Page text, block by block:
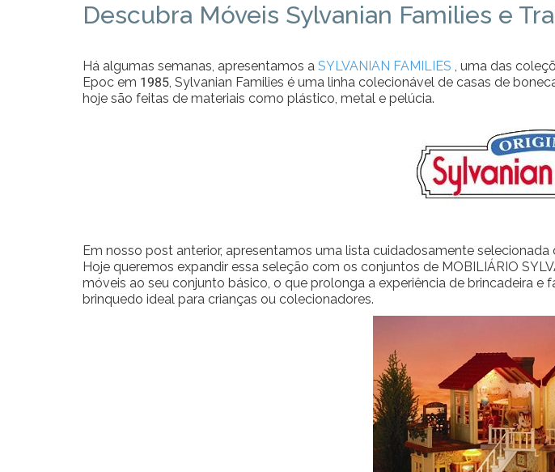
Descubra Móveis Sylvanian Families e
Há algumas semanas, apresentamos a SYLVANIAN FAMILIES , uma das
Epoc em 1985, Sylvanian Families é uma linha colecionável de casas de
hoje são feitas de materiais como plástico, metal e pelúcia.
Em nosso post anterior, apresentamos uma lista cuidadosamente
Hoje queremos expandir essa seleção com os conjuntos de MOBILIÁRIO
móveis ao seu conjunto básico, o que prolonga a experiência de brincadeira
brinquedo ideal para crianças ou colecionadores.